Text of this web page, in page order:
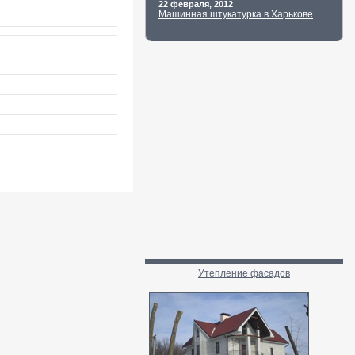
22 февраля, 2012
Машинная штукатурка в Харькове
Утепление фасадов